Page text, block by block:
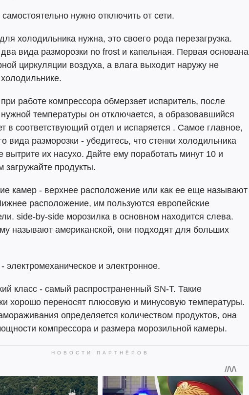
нужно отключить от сети.
холодильника нужна, это своего рода перезагрузка.
вида разморозки no frost и капельная. Первая основана
циркуляции воздуха, а влага выходит наружу не
работе компрессора обмерзает испаритель, после
температуры он отключается, а образовавшийся
в соответствующий отдел и испаряется . Самое главное,
вида разморозки - убедитесь, что стенки холодильника
вытрите их насухо. Дайте ему поработать минут 10 и
загружайте продукты.
камер - верхнее расположение или как ее еще называют
расположение, им пользуются европейские
side-by-side морозилка в основном находится слева.
называют американской, они подходят для больших
электромеханическое и электронное.
класс - самый распространенный SN-T. Такие
хорошо переносят плюсовую и минусовую температуры.
определяется количеством продуктов, она
компрессора и размера морозильной камеры.